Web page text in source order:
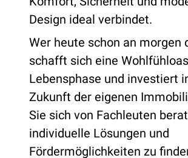
Design ideal verbindet.
Wer heute schon an morgen
schafft sich eine
Lebensphase und investiert
Zukunft der eigenen
Sie sich von Fachleuten
individuelle Lösungen und
Fördermöglichkeiten zu